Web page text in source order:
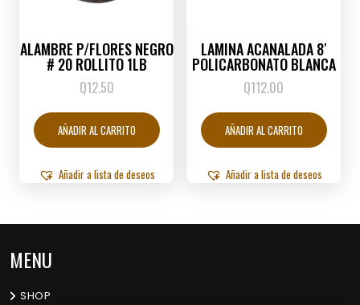
ALAMBRE P/FLORES NEGRO
# 20 ROLLITO 1LB
Q12.50
AÑADIR AL CARRITO
Añadir a lista de deseos
LAMINA ACANALADA 8′
POLICARBONATO BLANCA
Q112.00
AÑADIR AL CARRITO
Añadir a lista de deseos
MENU
SHOP